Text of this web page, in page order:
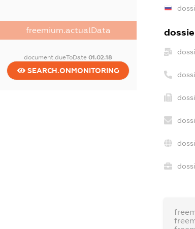
freemium.actualData
document.dueToDate01.02.18
SEARCH.ONMONITORING